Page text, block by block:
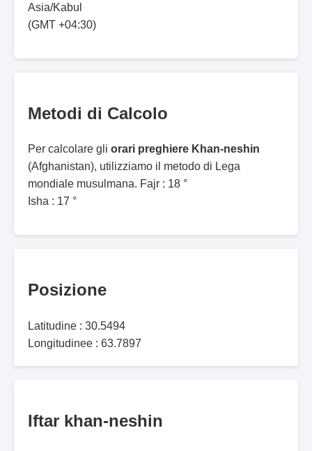
Asia/Kabul
(GMT +04:30)
Metodi di Calcolo
Per calcolare gli orari preghiere Khan-neshin
(Afghanistan), utilizziamo il metodo di Lega
mondiale musulmana. Fajr : 18 °
Isha : 17 °
Posizione
Latitudine : 30.5494
Longitudinee : 63.7897
Iftar khan-neshin